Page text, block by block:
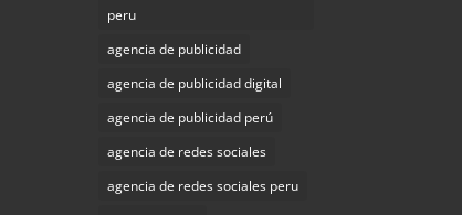
peru
agencia de publicidad
agencia de publicidad digital
agencia de publicidad perú
agencia de redes sociales
agencia de redes sociales peru